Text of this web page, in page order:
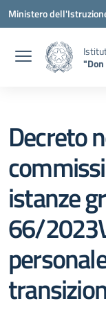
Vai ai contenuti
Vai al menu di
Vai al footer
Ministero
Decreto
istanze
66/